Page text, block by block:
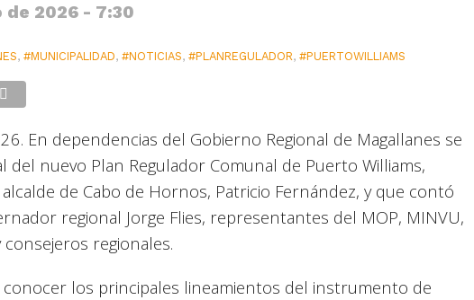
de 2026 - 7:30
,#MUNICIPALIDAD,#NOTICIAS,#PLANREGULADOR,#PUERTOWILLIAMS
En dependencias del Gobierno Regional de Magallanes se
del nuevo Plan Regulador Comunal de Puerto Williams,
de Cabo de Hornos, Patricio Fernández, y que contó
regional Jorge Flies, representantes del MOP, MINVU,
regionales.
conocer los principales lineamientos del instrumento de